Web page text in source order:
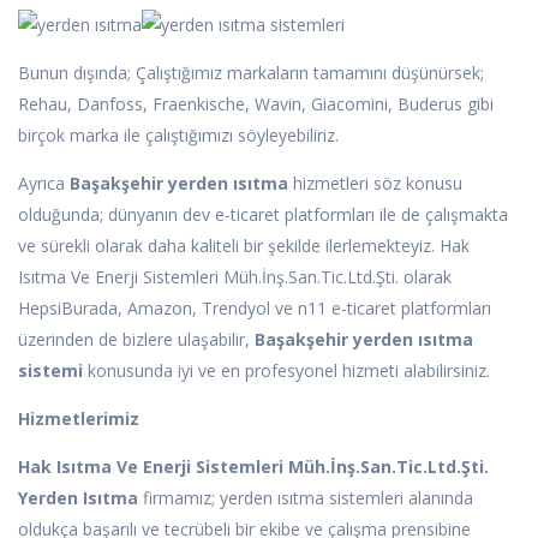
Bunun dışında; Çalıştığımız markaların tamamını düşünürsek;
Rehau, Danfoss, Fraenkische, Wavin, Giacomini, Buderus gibi
birçok marka ile çalıştığımızı söyleyebiliriz.
Ayrıca Başakşehir yerden ısıtma hizmetleri söz konusu
olduğunda; dünyanın dev e-ticaret platformları ile de çalışmakta
ve sürekli olarak daha kaliteli bir şekilde ilerlemekteyiz. Hak
Isıtma Ve Enerji Sistemleri Müh.İnş.San.Tic.Ltd.Şti. olarak
HepsiBurada, Amazon, Trendyol ve n11 e-ticaret platformları
üzerinden de bizlere ulaşabilir, Başakşehir yerden ısıtma
sistemi konusunda iyi ve en profesyonel hizmeti alabilirsiniz.
Hizmetlerimiz
Hak Isıtma Ve Enerji Sistemleri Müh.İnş.San.Tic.Ltd.Şti.
Yerden Isıtma firmamız; yerden ısıtma sistemleri alanında
oldukça başarılı ve tecrübeli bir ekibe ve çalışma prensibine